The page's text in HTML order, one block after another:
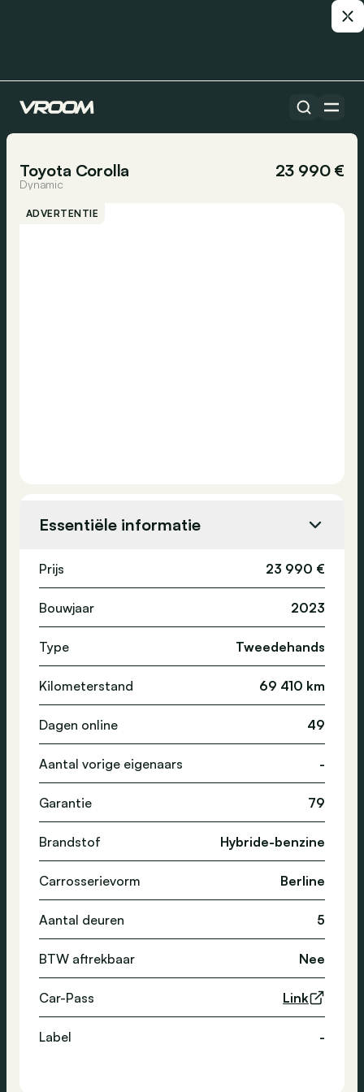
Alle auto’s
Toyota Corolla 23 990 €
Dynamic
ADVERTENTIE
Essentiële informatie
Prijs 23 990 €
Bouwjaar 2023
Type Tweedehands
Kilometerstand 69 410 km
Dagen online 49
Aantal vorige eigenaars -
Garantie 79
Brandstof Hybride-benzine
Carrosserievorm Berline
Aantal deuren 5
BTW aftrekbaar Nee
Car-Pass Link
Label -